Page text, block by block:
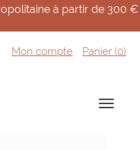
à partir de 300 €
Mon compte Panier (0)